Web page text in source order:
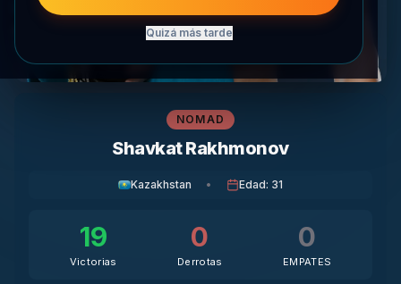
NOMAD
Shavkat Rakhmonov
Kazakhstan • Edad: 31
19
Victorias
0
Derrotas
0
EMPATES
Quizá más tarde